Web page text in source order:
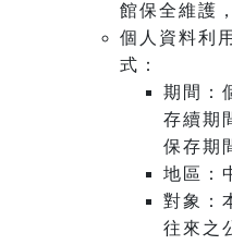
館保全維護
個人資料利
式：
期間：
存續期
保存期
地區：
對象：
往來之